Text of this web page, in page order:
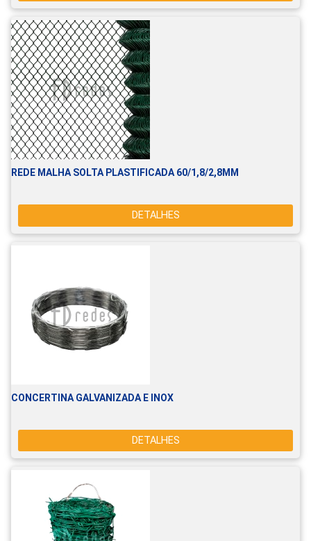
REDE MALHA SOLTA PLASTIFICADA 60/1,8/2,8MM
DETALHES
CONCERTINA GALVANIZADA E INOX
DETALHES